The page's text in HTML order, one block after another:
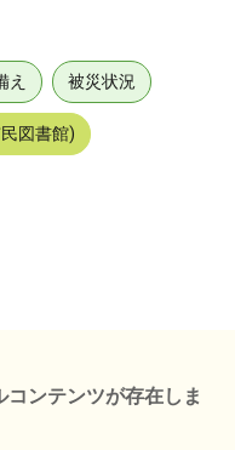
え 被災状況
図書館)
ンテンツが存在しま